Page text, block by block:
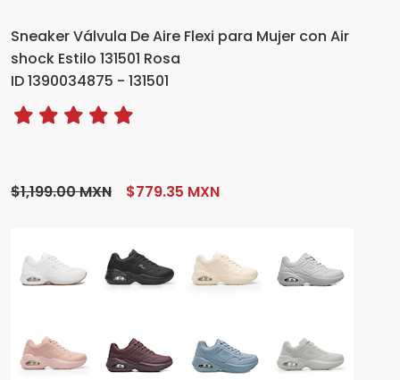
Sneaker Válvula De Aire Flexi para Mujer con Air
shock Estilo 131501 Rosa
ID 1390034875 - 131501
$1,199.00 MXN $779.35 MXN